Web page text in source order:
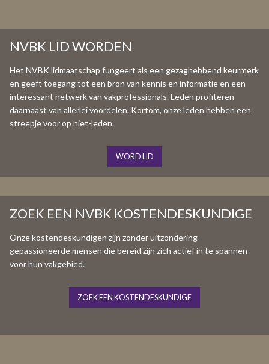
NVBK LID WORDEN
Het NVBK lidmaatschap fungeert als een gezaghebbend keurmerk
en geeft toegang tot een bron van kennis en informatie en een
interessant netwerk van vakprofessionals. Leden profiteren
daarnaast van allerlei voordelen. Kortom, onze leden hebben een
streepje voor op niet-leden.
WORD LID
ZOEK EEN NVBK KOSTENDESKUNDIGE
Onze kostendeskundigen zijn zonder uitzondering
gepassioneerde mensen die bereid zijn zich actief in te spannen
voor hun vakgebied.
ZOEK EEN KOSTENDESKUNDIGE